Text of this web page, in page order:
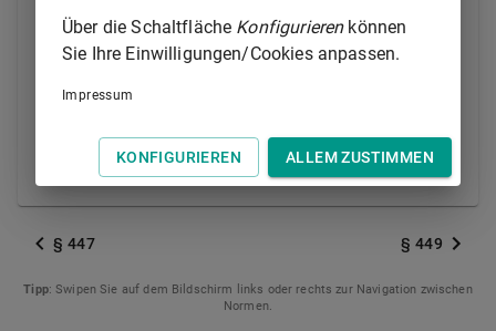
außerdem derjenige antragsberechtigt, der auf Grund
eines im Rang gleich- oder nachstehenden Rechts
Befriedigung aus einem der belasteten Grundstücke
verlangen kann. Die Antragsberechtigung besteht nur,
seinen Anspruch einen vollstreckbaren Schuldtitel
erlangt hat.
§ 447 § 449
Tipp: Swipen Sie auf dem Bildschirm links oder rechts zur Navigation zwischen
Normen.
Über die Schaltfläche Konfigurierenkönnen
Sie Ihre Einwilligungen/Cookies anpassen.
Impressum
KONFIGURIEREN ALLEM ZUSTIMMEN